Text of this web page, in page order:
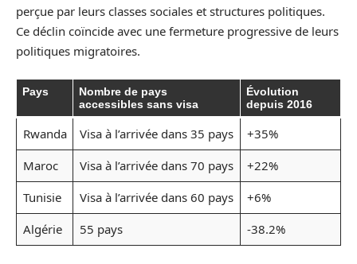
perçue par leurs classes sociales et structures politiques.
Ce déclin coïncide avec une fermeture progressive de leurs
politiques migratoires.
Pays
Nombre de pays
accessibles sans visa
Évolution
depuis 2016
Rwanda Visa à l’arrivée dans 35 pays
+35%
Maroc
Visa à l’arrivée dans 70 pays
+22%
Tunisie
Visa à l’arrivée dans 60 pays
+6%
Algérie
55 pays -38.2%